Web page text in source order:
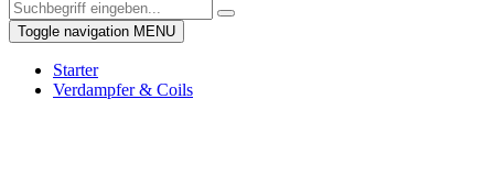
Toggle navigation MENU
Starter
Verdampfer & Coils